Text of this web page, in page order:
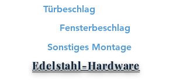
Türbeschlag
Fensterbeschlag
Sonstiges Montage
Edelstahl-Hardware​